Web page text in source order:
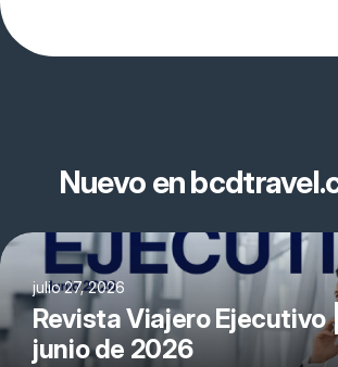
Nuevo en
julio 27, 2026
Revista Viajero Ejecutivo
junio de 2026